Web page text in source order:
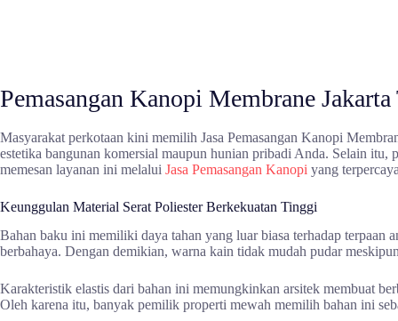
Pemasangan Kanopi Membrane
Masyarakat perkotaan kini memilih Jasa Pemasangan Kanopi
estetika bangunan komersial maupun hunian pribadi Anda. Selain
memesan layanan ini melalui Jasa Pemasangan Kanopi yang
Keunggulan Material Serat Poliester Berkekuatan Tinggi
Bahan baku ini memiliki daya tahan yang luar biasa terhadap terpaan
berbahaya. Dengan demikian, warna kain tidak mudah pudar
Karakteristik elastis dari bahan ini memungkinkan arsitek membuat
Oleh karena itu, banyak pemilik properti mewah memilih bahan ini